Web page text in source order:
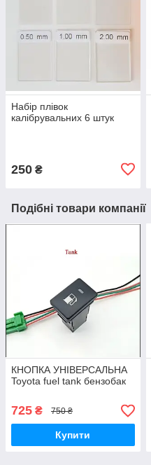
Набір плівок
калібрувальних 6 штук
250 ₴
Подібні товари компанії
КНОПКА УНІВЕРСАЛЬНА
Toyota fuel tank бензобак
725 ₴ 750 ₴
Купити